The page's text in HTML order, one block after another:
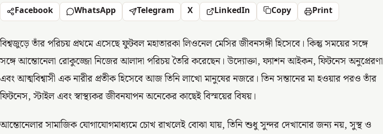
Facebook WhatsApp Telegram X LinkedIn Copy Print
বিশ্বজুড়ে তাঁর পরিচয় প্রথমে এসেছে ফুটবল মহাতারকা লিওনেল মেসির জীবনসঙ্গী হিসেবে। কিন্তু সময়ের সঙ্গে
সঙ্গে আন্তোনেলা রোকুজ্জো নিজের আলাদা পরিচয় তৈরি করেছেন। উদ্যোক্তা, ফ্যাশন আইকন, ফিটনেস অনুপ্রেরণা
এবং আত্মবিশ্বাসী এক নারীর প্রতীক হিসেবে আজ তিনি লাখো মানুষের নজরে। তিন সন্তানের মা হওয়ার পরও তাঁর
ফিটনেস, স্টাইল এবং স্বাস্থ্যকর জীবনযাপন অনেকের কাছেই বিস্ময়ের বিষয়।
আন্তোনেলার সামাজিক যোগাযোগমাধ্যমে চোখ রাখলেই বোঝা যায়, তিনি শুধু সুন্দর দেখানোর জন্য নয়, সুস্থ ও